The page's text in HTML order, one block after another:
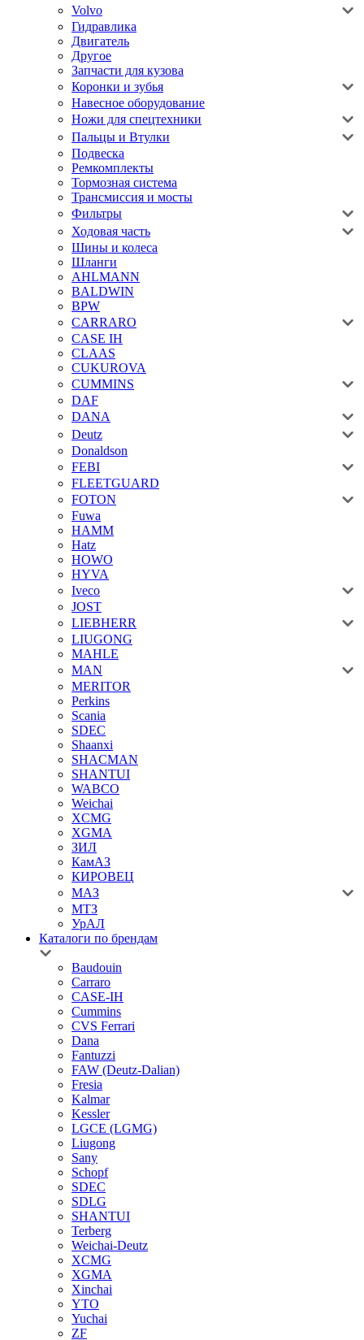
Volvo
Гидравлика
Двигатель
Другое
Запчасти для кузова
Коронки и зубья
Навесное оборудование
Ножи для спецтехники
Пальцы и Втулки
Подвеска
Ремкомплекты
Тормозная система
Трансмиссия и мосты
Фильтры
Ходовая часть
Шины и колеса
Шланги
AHLMANN
BALDWIN
BPW
CARRARO
CASE IH
CLAAS
CUKUROVA
CUMMINS
DAF
DANA
Deutz
Donaldson
FEBI
FLEETGUARD
FOTON
Fuwa
HAMM
Hatz
HOWO
HYVA
Iveco
JOST
LIEBHERR
LIUGONG
MAHLE
MAN
MERITOR
Perkins
Scania
SDEC
Shaanxi
SHACMAN
SHANTUI
WABCO
Weichai
XCMG
XGMA
ЗИЛ
КамАЗ
КИРОВЕЦ
МАЗ
МТЗ
УрАЛ
Каталоги по брендам
Baudouin
Carraro
CASE-IH
Cummins
CVS Ferrari
Dana
Fantuzzi
FAW (Deutz-Dalian)
Fresia
Kalmar
Kessler
LGCE (LGMG)
Liugong
Sany
Schopf
SDEC
SDLG
SHANTUI
Terberg
Weichai-Deutz
XCMG
XGMA
Xinchai
YTO
Yuchai
ZF